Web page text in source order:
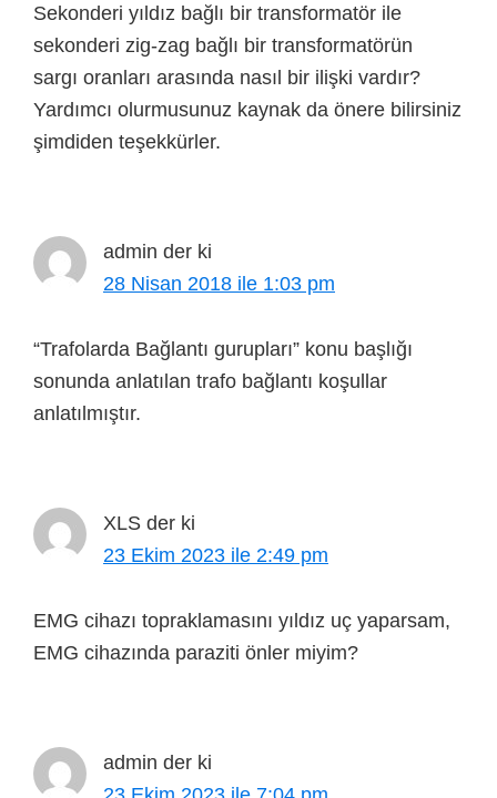
Sekonderi yıldız bağlı bir transformatör ile
sekonderi zig-zag bağlı bir transformatörün
sargı oranları arasında nasıl bir ilişki vardır?
Yardımcı olurmusunuz kaynak da önere bilirsiniz
şimdiden teşekkürler.
admin der ki
28 Nisan 2018 ile 1:03 pm
“Trafolarda Bağlantı gurupları” konu başlığı
sonunda anlatılan trafo bağlantı koşullar
anlatılmıştır.
XLS der ki
23 Ekim 2023 ile 2:49 pm
EMG cihazı topraklamasını yıldız uç yaparsam,
EMG cihazında paraziti önler miyim?
admin der ki